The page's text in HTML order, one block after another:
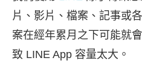
片、影片、檔案、記事或
案在經年累月之下可能就
致 LINE App 容量太大。